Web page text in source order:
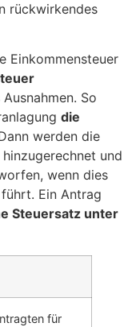
rückwirkendes
Einkommensteuer
So
die
werden die
und
wenn dies
Ein Antrag
Steuersatz unter
für